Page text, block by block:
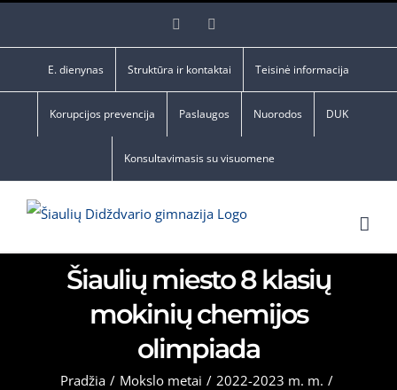
Facebook
E. dienynas Struktūra ir kontaktai Teisinė informacija
Korupcijos prevencija Paslaugos Nuorodos DUK
Konsultavimasis su visuomene
Šiaulių miesto 8 klasių
mokinių chemijos
olimpiada
Pradžia / Mokslo metai / 2022-2023 m. m. /